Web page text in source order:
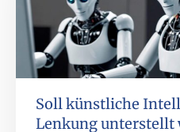
Soll künstliche
Lenkung unterstellt